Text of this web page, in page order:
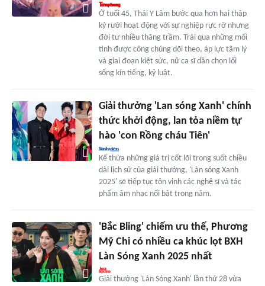
Ở tuổi 45, Thái Y Lâm bước qua hơn hai thập
kỷ rưỡi hoạt động với sự nghiệp rực rỡ nhưng
đời tư nhiều thăng trầm. Trải qua những mối
tình được công chúng dõi theo, áp lực tâm lý
và giai đoạn kiệt sức, nữ ca sĩ dần chọn lối
sống kín tiếng, kỷ luật.
Giải thưởng 'Lan sóng Xanh' chính
thức khởi động, lan tỏa niềm tự
hào 'con Rồng cháu Tiên'
Kế thừa những giá trị cốt lõi trong suốt chiều
dài lịch sử của giải thưởng, 'Làn sóng Xanh
2025' sẽ tiếp tục tôn vinh các nghệ sĩ và tác
phẩm âm nhạc nổi bật trong năm.
'Bắc Bling' chiếm ưu thế, Phương
Mỹ Chi có nhiều ca khúc lọt BXH
Làn Sóng Xanh 2025 nhất
Giải thưởng 'Làn Sóng Xanh' lần thứ 28 vừa